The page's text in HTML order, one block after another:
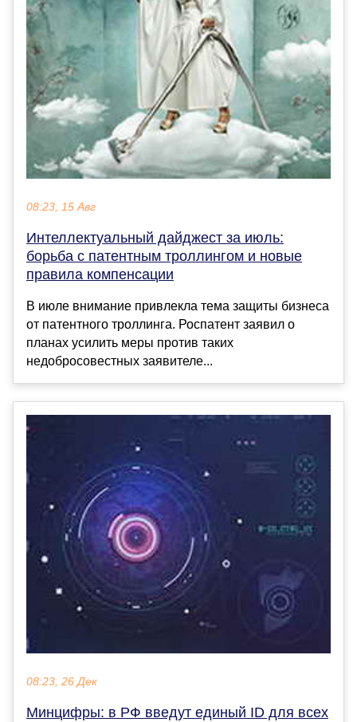
08:23, 15 Авг
Интеллектуальный дайджест за июль:
борьба с патентным троллингом и новые
правила компенсации
В июле внимание привлекла тема защиты бизнеса
от патентного троллинга. Роспатент заявил о
планах усилить меры против таких
недобросовестных заявителе...
08:23, 26 Дек
Минцифры: в РФ введут единый ID для всех